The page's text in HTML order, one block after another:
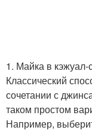
1. Майка в кэжуал-
Классический
сочетании с
таком простом
Например,